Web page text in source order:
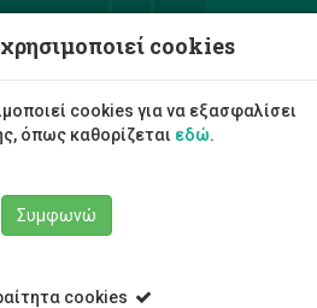
και Μέσων Ενημέρωσης
Άρθρο
cookies
cookies για να εξασφαλίσει
όπως καθορίζεται εδώ.
Συμφωνώ
cookies